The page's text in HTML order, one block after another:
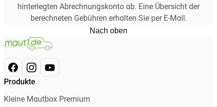
hinterlegten Abrechnungskonto ab. Eine Übersicht der
berechneten Gebühren erhalten Sie per E-Mail.
Nach oben
Produkte
Kleine Mautbox Premium